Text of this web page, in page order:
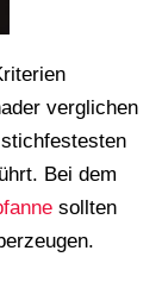
verglichen
Bei dem
sollten